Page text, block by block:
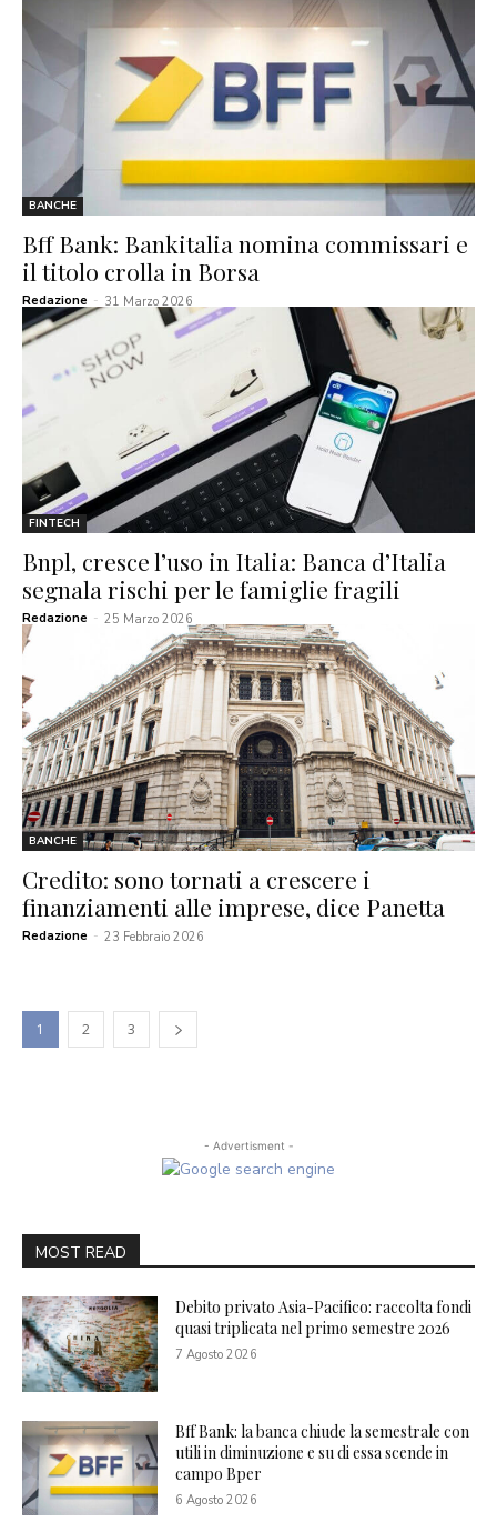
BANCHE
Bff Bank: Bankitalia nomina commissari e
il titolo crolla in Borsa
Redazione - 31 Marzo 2026
FINTECH
Bnpl, cresce l’uso in Italia: Banca d’Italia
segnala rischi per le famiglie fragili
Redazione - 25 Marzo 2026
BANCHE
Credito: sono tornati a crescere i
finanziamenti alle imprese, dice Panetta
Redazione - 23 Febbraio 2026
1 2 3
- Advertisment -
MOST READ
Debito privato Asia-Pacifico: raccolta fondi
quasi triplicata nel primo semestre 2026
7 Agosto 2026
Bff Bank: la banca chiude la semestrale con
utili in diminuzione e su di essa scende in
campo Bper
6 Agosto 2026